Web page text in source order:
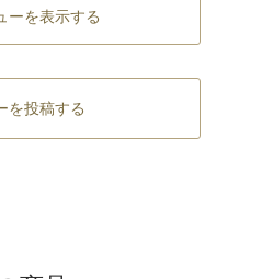
ーを表示する
を投稿する